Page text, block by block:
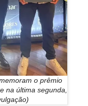
o prêmio
na última segunda,